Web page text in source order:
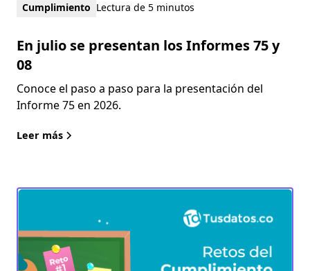
Cumplimiento Lectura de 5 minutos
En julio se presentan los Informes 75 y
08
Conoce el paso a paso para la presentación del
Informe 75 en 2026.
Leer más